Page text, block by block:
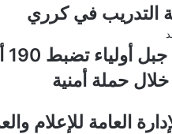
التدريب في كرري
حملة أمنية
العامة للإعلام